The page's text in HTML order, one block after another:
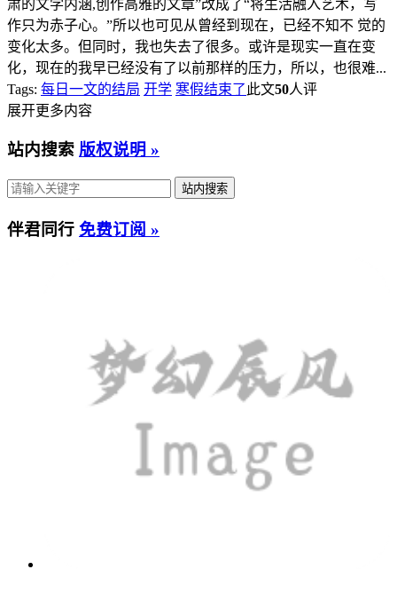
肃的文学内涵,创作高雅的文章”改成了“将生活融入艺术，写
作只为赤子心。”所以也可见从曾经到现在，已经不知不 觉的
变化太多。但同时，我也失去了很多。或许是现实一直在变
化，现在的我早已经没有了以前那样的压力，所以，也很难...
Tags: 每日一文的结局 开学 寒假结束了 此文50人评
展开更多内容
站内搜索 版权说明 »
伴君同行 免费订阅 »